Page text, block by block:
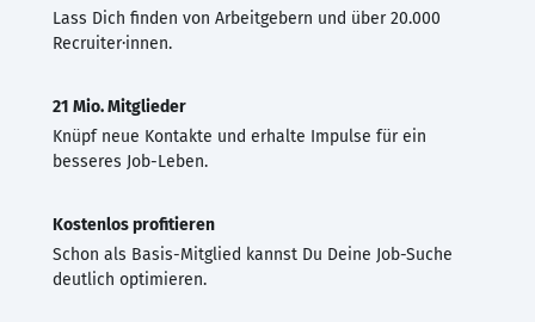
Lass Dich finden von Arbeitgebern und über 20.000
Recruiter·innen.
21 Mio. Mitglieder
Knüpf neue Kontakte und erhalte Impulse für ein
besseres Job-Leben.
Kostenlos profitieren
Schon als Basis-Mitglied kannst Du Deine Job-Suche
deutlich optimieren.